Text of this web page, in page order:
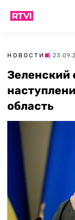
НОВОСТИ |
Зеленский
область